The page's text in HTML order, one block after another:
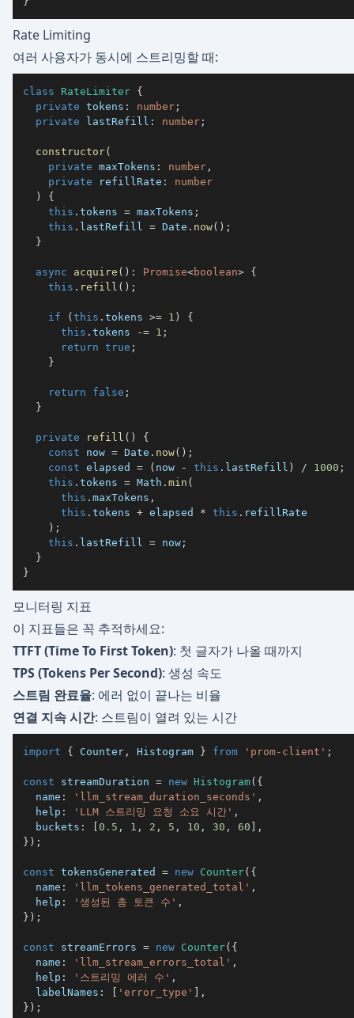
Rate Limiting
여러 사용자가 동시에 스트리밍할 때:
class RateLimiter {
private tokens : number ;
private lastRefill : number ;
constructor(
private maxTokens : number ,
private refillRate :
number
)
{
this . tokens = maxTokens ;
this . lastRefill = Date . now( ) ;
}
async acquire ( ) : Promise<boolean> {
this . refill ( ) ;
if (this . tokens >= 1 )
{
this . tokens -= 1 ;
return true ;
}
return false ;
}
private refill ( )
{
const now = Date . now( ) ;
const elapsed = ( now - this . lastRefill ) / 1000 ;
this . tokens = Math . min (
this . maxTokens ,
this . tokens + elapsed * this .
) ;
this . lastRefill = now ;
}
}
모니터링 지표
이 지표들은 꼭 추적하세요:
TTFT (Time To First Token): 첫 글자가 나올 때까지
TPS (Tokens Per Second): 생성 속도
스트림 완료율: 에러 없이 끝나는 비율
연결 지속 시간: 스트림이 열려 있는 시간
import { Counter , Histogram } from 'prom-client' ;
const streamDuration = new Histogram( {
  name
: 'llm_stream_duration_seconds' ,
  help
: 'LLM 스트리밍 요청 소요 시간' ,
  buckets
: [0.5 , 1 , 2 , 5 , 10 , 30 , 60 ] ,
} ) ;
const tokensGenerated = new Counter( {
  name
: 'llm_tokens_generated_total' ,
  help
: '생성된 총 토큰 수' ,
} ) ;
const streamErrors = new Counter( {
  name
: 'llm_stream_errors_total' ,
  help
: '스트리밍 에러 수' ,
  labelNames
: [ 'error_type' ] ,
} ) ;